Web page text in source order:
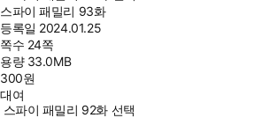
스파이 패밀리 93화
등록일 2024.01.25
쪽수 24쪽
용량 33.0MB
300원
대여
스파이 패밀리 92화 선택